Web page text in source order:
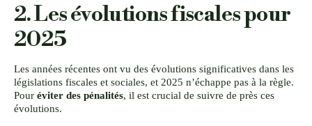
2. Les évolutions fiscales pour
2025
Les années récentes ont vu des évolutions significatives dans les
législations fiscales et sociales, et 2025 n’échappe pas à la règle.
Pour éviter des pénalités, il est crucial de suivre de près ces
évolutions.